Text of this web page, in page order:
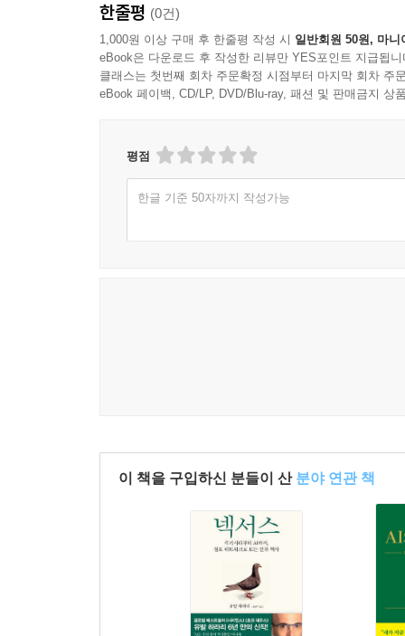
시스템의 전원을 꺼버리게” 된다는 것이다. 반
자연스럽게 고취될 것이다. 저자는 조직의 “리더
능력”임을 강조한다.
_본문에서
보다 단단해진 자신을 기대해도좋다. 이제 비로소
한줄평 (0건)
1,000원 이상 구매 후 한줄평 작성 시 일반회원 50원, 마니
eBook은 다운로드 후 작성한 리뷰만 YES포인트 지급됩니
클래스는 첫번째 회차 주문확정 시점부터 마지막 회차 주
eBook 페이백, CD/LP, DVD/Blu-ray, 패션 및 판매금지 상
평점
한글 기준 50자까지 작성가능
이 책을 구입하신 분들이 산 분야 연관 책